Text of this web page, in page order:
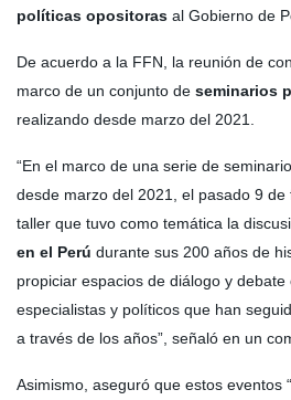
políticas opositoras al Gobierno de
De acuerdo a la FFN, la reunión de
marco de un conjunto de seminarios
realizando desde marzo del 2021.
“En el marco de una serie de
desde marzo del 2021, el pasado 9
taller que tuvo como temática la
en el Perú durante sus 200 años de
propiciar espacios de diálogo y debate
especialistas y políticos que han
a través de los años”, señaló en un
Asimismo, aseguró que estos eventos